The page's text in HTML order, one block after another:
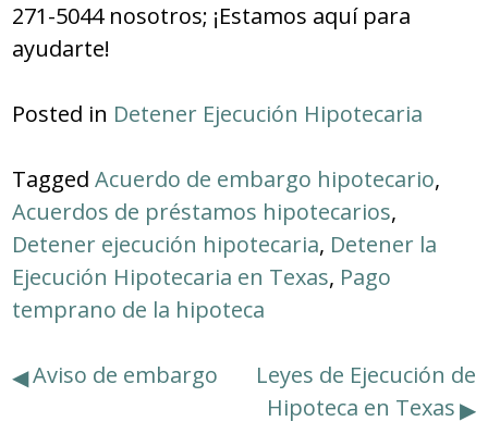
271-5044 nosotros; ¡Estamos aquí para
ayudarte!
Posted in Detener Ejecución Hipotecaria
TaggedAcuerdo de embargo hipotecario,
Acuerdos de préstamos hipotecarios,
Detener ejecución hipotecaria, Detener la
Ejecución Hipotecaria en Texas, Pago
temprano de la hipoteca
Navegación
Aviso de embargo
Leyes de Ejecución de
Hipoteca en Texas